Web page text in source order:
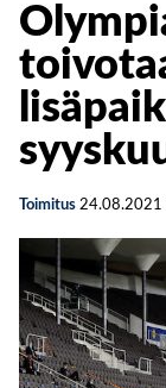
Toimitus 24.08.2021